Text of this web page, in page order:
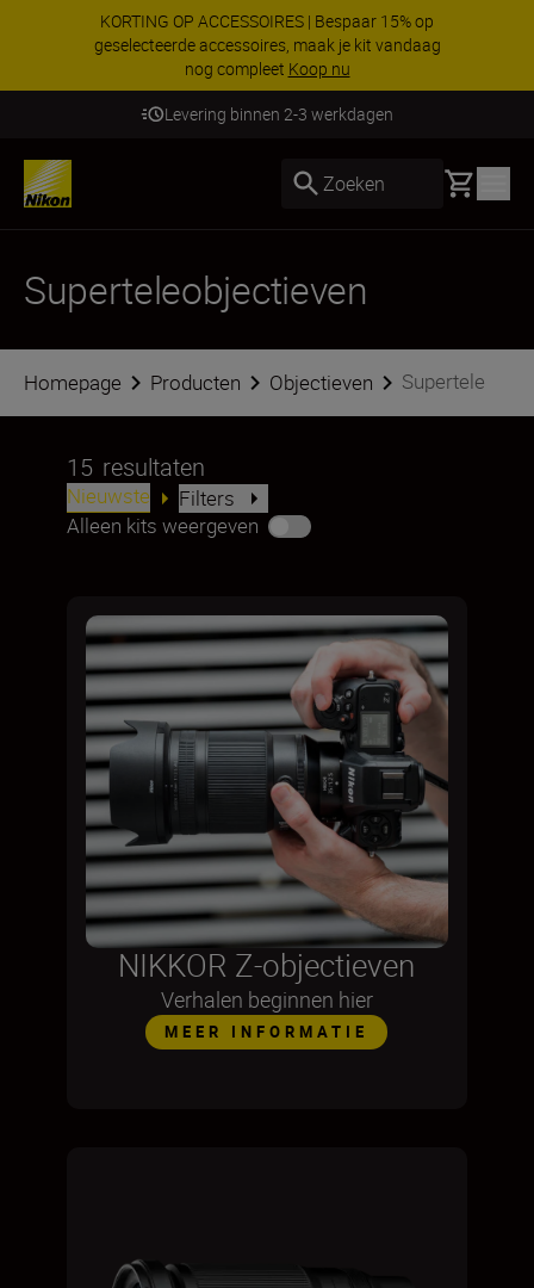
KORTING OP ACCESSOIRES | Bespaar 15% op
geselecteerde accessoires, maak je kit vandaag
nog compleet Koop nu
Levering binnen 2-3 werkdagen
Zoeken Basket
Superteleobjectieven
Homepage Producten Objectieven Supertele
15 resultaten
Nieuwste
Filters
Alleen kits weergeven
NIKKOR Z-objectieven
Verhalen beginnen hier
MEER INFORMATIE